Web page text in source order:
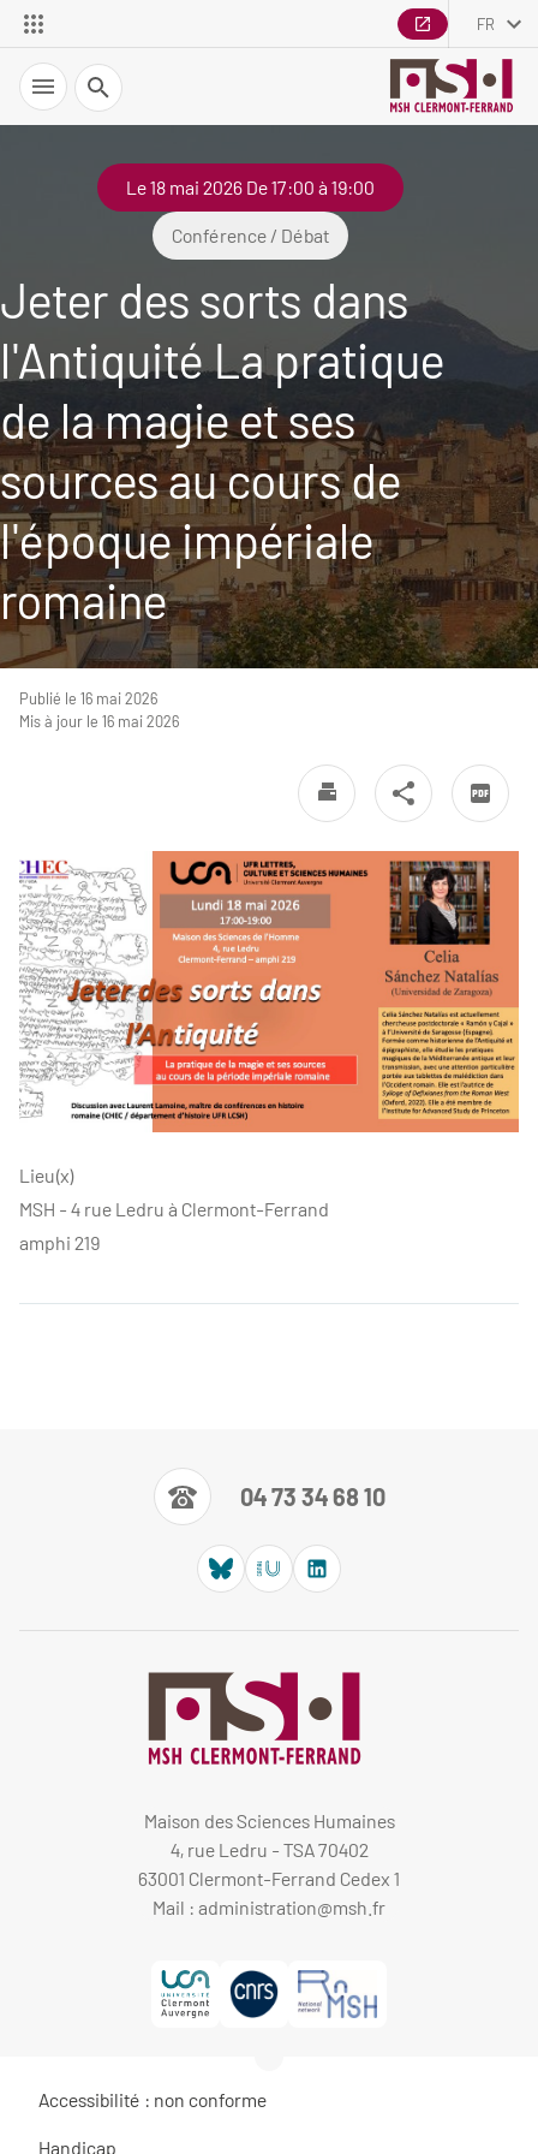
FR
Recherche
Le 18 mai 2026 De 17:00 à 19:00
Conférence / Débat
Jeter des sorts dans
l'Antiquité La pratique
de la magie et ses
sources au cours de
l'époque impériale
romaine
Publié le 16 mai 2026
Mis à jour le 16 mai 2026
Lieu(x)
MSH - 4 rue Ledru à Clermont-Ferrand
amphi 219
04 73 34 68 10
Maison des Sciences Humaines
4, rue Ledru - TSA 70402
63001 Clermont-Ferrand Cedex 1
Mail : administration@msh.fr
Accessibilité : non conforme
Handicap